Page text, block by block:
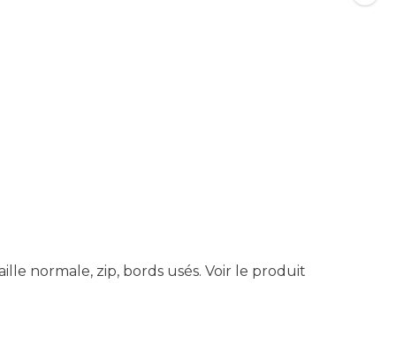
normale, zip, bords usés. Voir le produit